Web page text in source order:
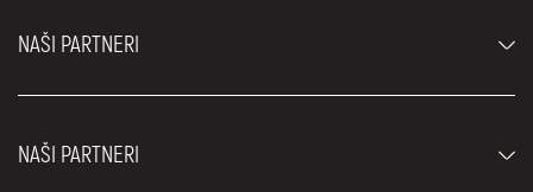
Cene
Blog
O nama
NAŠI PARTNERI
NAŠI PARTNERI